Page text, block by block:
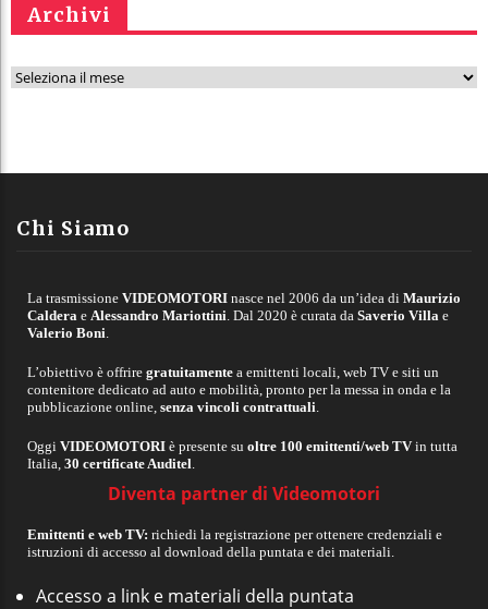
Archivi
A
vChi Siamo
La trasmissione VIDEOMOTORI nasce nel 2006 da un’idea di Maurizio
Caldera e Alessandro Mariottini . Dal 2020 è curata da Saverio Villa e
Valerio Boni
L’obiettivo è offrire gratuitamente a emittenti locali, web TV e siti un
contenitore dedicato ad auto e mobilità, pronto per la messa in onda e la
pubblicazione online, senza vincoli contrattuali
Oggi VIDEOMOTORI è presente su oltre 100 emittenti/web TVin tutta
Italia, 30 certificate Auditel
Diventa partner di Videomotori
Emittenti e web TV: richiedi la registrazione per ottenere credenziali e
istruzioni di accesso al download della puntata e dei materiali.
Accesso a link e materiali della puntata